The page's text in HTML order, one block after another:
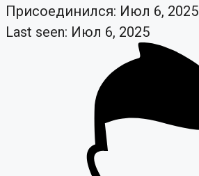
Присоединился: Июл 6, 2025
Last seen: Июл 6, 2025